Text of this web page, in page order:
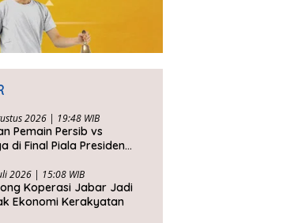
2026 | 19:48 WIB
Pemain Persib vs
di Final Piala Presiden
2026 | 15:08 WIB
Koperasi Jabar Jadi
Ekonomi Kerakyatan